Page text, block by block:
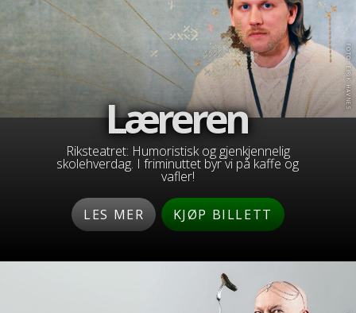
FOTO: EIRIK HAVNES
Læreren
Riksteatret: Humoristisk og gjenkjennelig
skolehverdag. I friminuttet byr vi på kaffe og
vafler!
LES MER KJØP BILLETT